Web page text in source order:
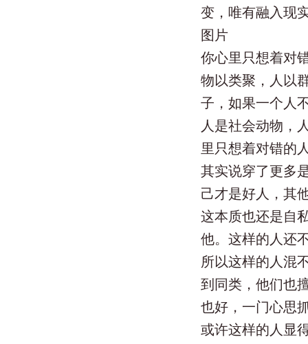
变，唯有融入现
图片
你心里只想着对
物以类聚，人以
子，如果一个人
人是社会动物，
里只想着对错的
其实说穿了更多
己才是好人，其
这本质也还是自
他。这样的人还
所以这样的人混
到同类，他们也
也好，一门心思
或许这样的人显